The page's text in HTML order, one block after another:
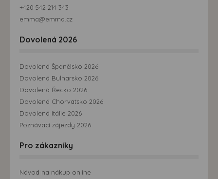
+420 542 214 343
emma@emma.cz
Dovolená 2026
Dovolená Španělsko 2026
Dovolená Bulharsko 2026
Dovolená Řecko 2026
Dovolená Chorvatsko 2026
Dovolená Itálie 2026
Poznávací zájezdy 2026
Pro zákazníky
Návod na nákup online